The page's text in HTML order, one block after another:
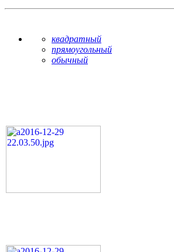
квадратный
прямоугольный
обычный